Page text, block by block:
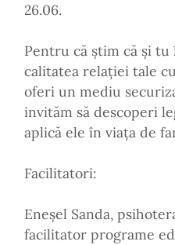
26.06.
Pentru că știm că și
calitatea relației tale
oferi un mediu
invităm să descoperi
aplică ele în viața de
Facilitatori:
Eneșel Sanda,
facilitator programe